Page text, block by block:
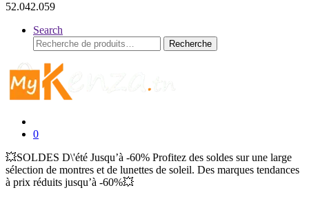
52.042.059
Search
Recherche
pour :
Recherche
0
💥SOLDES D\'été Jusqu’à -60% Profitez des soldes sur une large
sélection de montres et de lunettes de soleil. Des marques tendances
à prix réduits jusqu’à -60%💥